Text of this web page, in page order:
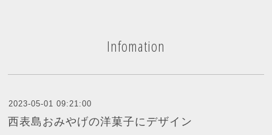
Infomation
2023-05-01 09:21:00
西表島おみやげの洋菓子にデザイン